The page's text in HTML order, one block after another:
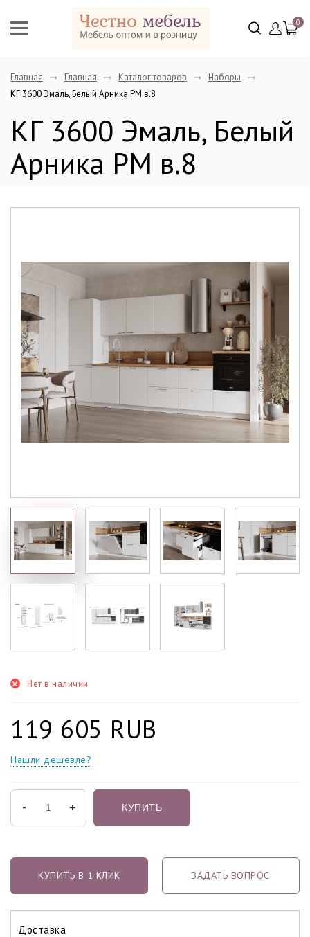
0
Главная Главная Каталог товаров
Наборы
КГ 3600 Эмаль, Белый Арника РМ в.8
КГ 3600 Эмаль, Белый
Арника РМ в.8
Нет в наличии
119 605 RUB
Нашли дешевле?
- + КУПИТЬ
КУПИТЬ В 1 КЛИК ЗАДАТЬ ВОПРОС
Доставка